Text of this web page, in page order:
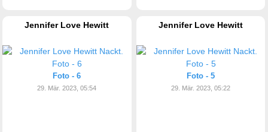
Jennifer Love Hewitt
Foto - 6
29. Mär. 2023, 05:54
Jennifer Love Hewitt
Foto - 5
29. Mär. 2023, 05:22